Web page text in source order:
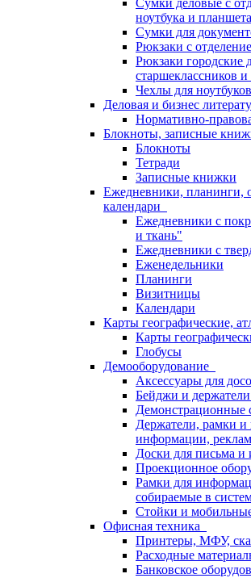
Сумки деловые с
ноутбука и планшета
Сумки для
Рюкзаки с
Рюкзаки городские
старшеклассников и
Чехлы для ноутбуков
Деловая и бизнес
Нормативно-
Блокноты, записные
Блокноты
Тетради
Записные книжки
Ежедневники, планинги,
календари
Ежедневники с
и ткань"
Ежедневники с
Еженедельники
Планинги
Визитницы
Календари
Карты географические,
Карты
Глобусы
Демооборудование
Аксессуары для
Бейджи и
Демонстрационные
Держатели, рамки и
информации,
Доски для письма
Проекционное
Рамки для
собираемые в
Стойки и
Офисная техника
Принтеры, МФУ,
Расходные
Банковское